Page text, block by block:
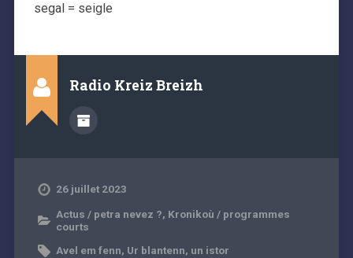
segal = seigle
Radio Kreiz Breizh
26 juillet 2023
Actus / petra nevez ?, Kronikoù / programmes
courts
Avel em fenn, Ur blantenn, un istor